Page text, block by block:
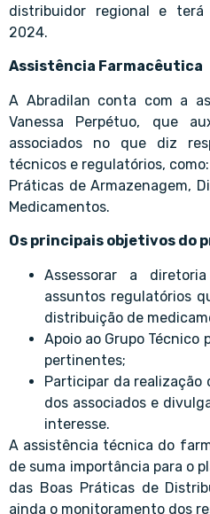
distribuidor regional e
2024.
Assistência Farmacêutica
A Abradilan conta com a
Vanessa Perpétuo, que
associados no que diz
técnicos e regulatórios,
Práticas de Armazenagem,
Medicamentos.
Os principais objetivos do
Assessorar a
assuntos regulatórios
distribuição de
Apoio ao Grupo Técnico
pertinentes;
Participar da
dos associados e
interesse.
A assistência técnica do
de suma importância para o
das Boas Práticas de
ainda o monitoramento dos